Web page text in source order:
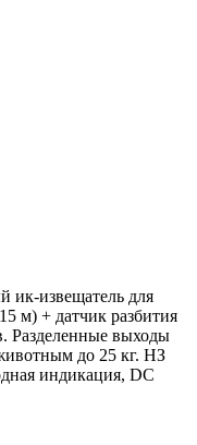
извещатель для
м) + датчик разбития
Разделенные выходы
до 25 кг. НЗ
индикация, DC